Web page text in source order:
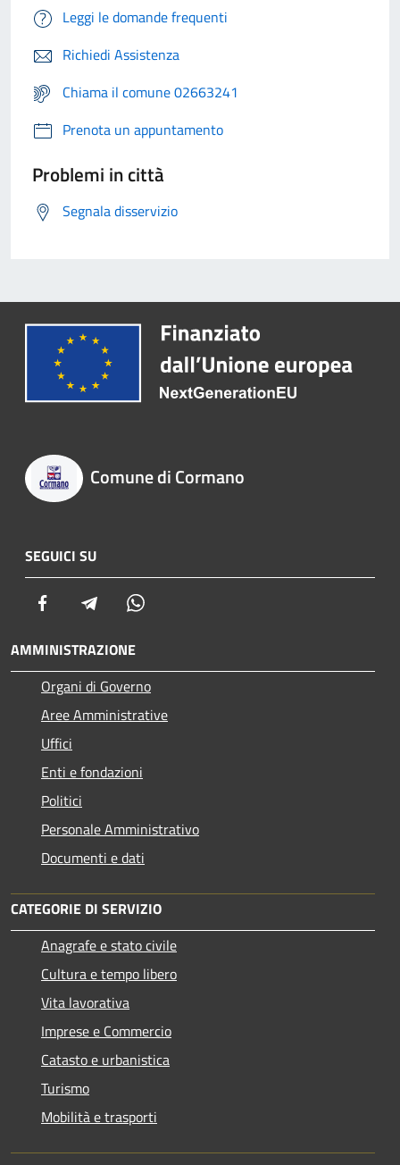
Leggi le domande frequenti
Richiedi Assistenza
Chiama il comune 02663241
Prenota un appuntamento
Problemi in città
Segnala disservizio
Comune di Cormano
SEGUICI SU
Facebook Telegram
AMMINISTRAZIONE
Organi di Governo
Aree Amministrative
Uffici
Enti e fondazioni
Politici
Personale Amministrativo
Documenti e dati
CATEGORIE DI SERVIZIO
Anagrafe e stato civile
Cultura e tempo libero
Vita lavorativa
Imprese e Commercio
Catasto e urbanistica
Turismo
Mobilità e trasporti